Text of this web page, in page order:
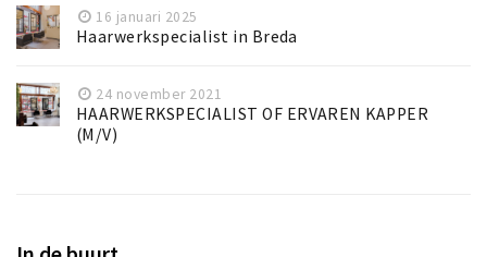
16 januari 2025
Haarwerkspecialist in Breda
24 november 2021
HAARWERKSPECIALIST OF ERVAREN KAPPER
(M/V)